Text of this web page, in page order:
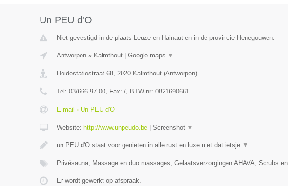
Un PEU d'O
Niet gevestigd in de plaats Leuze en Hainaut en in de provincie Henegouwen.
Antwerpen» Kalmthout| Google maps ▼
Heidestatiestraat 68, 2920 Kalmthout(Antwerpen)
Tel: 03/666.97.00, Fax: /, BTW-nr: 0821690661
E-mail › Un PEU d'O
Website: http://www.unpeudo.be| Screenshot ▼
un PEU d'O staat voor genieten in alle rust en luxe met dat ietsje ▼
Privésauna, Massage en duo massages, Gelaatsverzorgingen AHAVA, Scrubs en
Er wordt gewerkt op afspraak.